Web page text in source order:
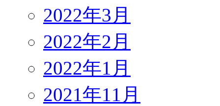
2022年3月
2022年2月
2022年1月
2021年11月